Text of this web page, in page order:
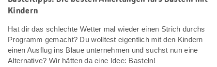
Kindern
Hat dir das schlechte Wetter mal wieder einen Strich durchs
Programm gemacht? Du wolltest eigentlich mit den Kindern
einen Ausflug ins Blaue unternehmen und suchst nun eine
Alternative? Wir hätten da eine Idee: Basteln!